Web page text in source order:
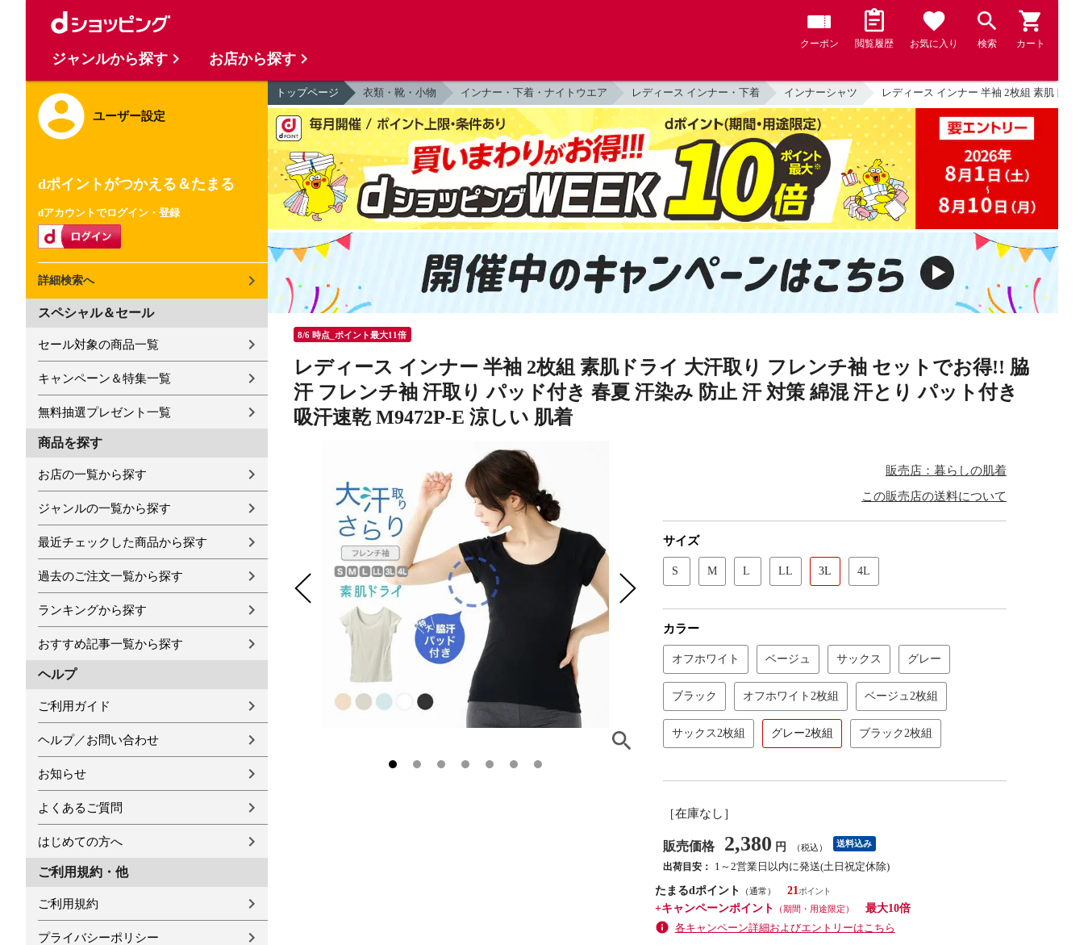
クーポン 閲覧履歴 お気に入り 検索 カート
ユーザー設定
dポイントがつかえる＆たまる
dアカウントでログイン・登録
詳細検索へ
スペシャル＆セール
セール対象の商品一覧
キャンペーン＆特集一覧
無料抽選プレゼント一覧
商品を探す
お店の一覧から探す
ジャンルの一覧から探す
最近チェックした商品から探す
過去のご注文一覧から探す
ランキングから探す
おすすめ記事一覧から探す
ヘルプ
ご利用ガイド
ヘルプ／お問い合わせ
お知らせ
よくあるご質問
はじめての方へ
ご利用規約・他
ご利用規約
プライバシーポリシー
トップページ 衣類・靴・小物 インナー・下着・ナイトウエア レディース インナー・下着 インナーシャツ レディース インナー 半袖 2枚組 素肌ドラ
8/6 時点_ポイント最大11倍
レディース インナー 半袖 2枚組 素肌ドライ 大汗取り フレンチ袖 セットでお得!! 脇
汗 フレンチ袖 汗取り パッド付き 春夏 汗染み 防止 汗 対策 綿混 汗とり パット付き
吸汗速乾 M9472P-E 涼しい 肌着
販売店：暮らしの肌着
この販売店の送料について
サイズ
S M L LL 3L 4L
カラー
オフホワイト ベージュ サックス グレー
ブラック オフホワイト2枚組 ベージュ2枚組
サックス2枚組 グレー2枚組 ブラック2枚組
［在庫なし］
販売価格 2,380 円 （税込） 送料込み
出荷目安：
1～2営業日以内に発送(土日祝定休除)
たまるdポイント
（通常）
21
+キャンペーンポイント
（期間・用途限定）
最大10倍
各キャンペーン詳細およびエントリーはこちら
ジャンルから探す お店から探す